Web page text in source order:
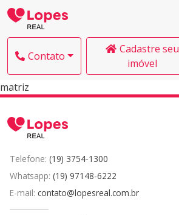
Contato
Cadastre seu
imóvel
matriz
Telefone: (19) 3754-1300
Whatsapp: (19) 97148-6222
E-mail: contato@lopesreal.com.br